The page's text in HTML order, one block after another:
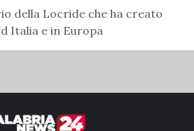
della Locride che ha creato
Italia e in Europa